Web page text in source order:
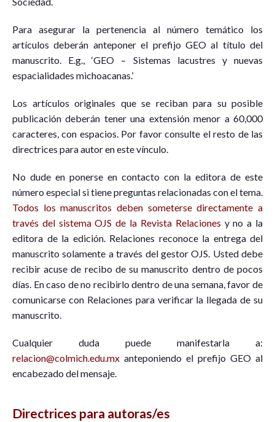
Para asegurar la pertenencia al número temático los
artículos deberán anteponer el prefijo GEO al título del
manuscrito. E.g., ‘GEO – Sistemas lacustres y nuevas
espacialidades michoacanas.’
Los artículos originales que se reciban para su posible
publicación deberán tener una extensión menor a 60,000
caracteres, con espacios. Por favor consulte el resto de las
directrices para autor en este vínculo.
No dude en ponerse en contacto con la editora de este
número especial si tiene preguntas relacionadas con el tema.
Todos los manuscritos deben someterse directamente a
través del sistema OJS de la Revista Relaciones y no a la
editora de la edición. Relaciones reconoce la entrega del
manuscrito solamente a través del gestor OJS. Usted debe
recibir acuse de recibo de su manuscrito dentro de pocos
días. En caso de no recibirlo dentro de una semana, favor de
comunicarse con Relaciones para verificar la llegada de su
manuscrito.
Cualquier duda puede manifestarla a:
relacion@colmich.edu.mx anteponiendo el prefijo GEO al
encabezado del mensaje.
Directrices para autoras/es